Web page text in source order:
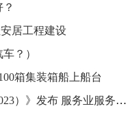
居工程建设
？）
箱集装箱船上船台
《新疆平台经济发展调研报告（2023）》发布 服务业服务与交易数据居各平台首位